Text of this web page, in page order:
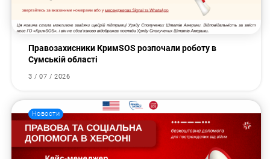
Правозахисники КримSOS розпочали роботу в
Сумській області
3 / 07 / 2026
Новости